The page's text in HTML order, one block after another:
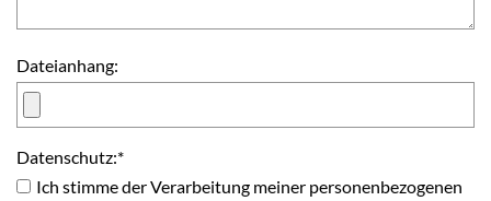
Dateianhang:
Datenschutz:*
Ich stimme der Verarbeitung meiner personenbezogenen